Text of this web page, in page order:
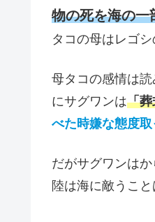
物の死を海の一
タコの母はレゴ
母タコの感情は
にサグワンは「葬
べた時嫌な態度取
だがサグワンは
陸は海に敵うこ